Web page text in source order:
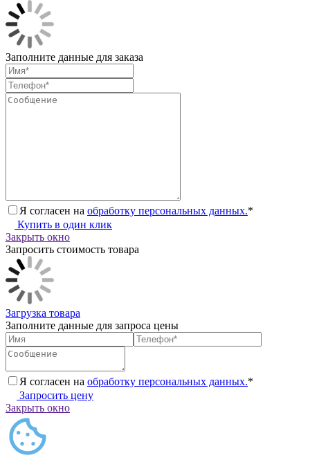
Заполните данные для заказа
Я согласен на обработку персональных данных.*
Купить в один клик
Закрыть окно
Запросить стоимость товара
Загрузка товара
Заполните данные для запроса цены
Я согласен на обработку персональных данных.*
Запросить цену
Закрыть окно